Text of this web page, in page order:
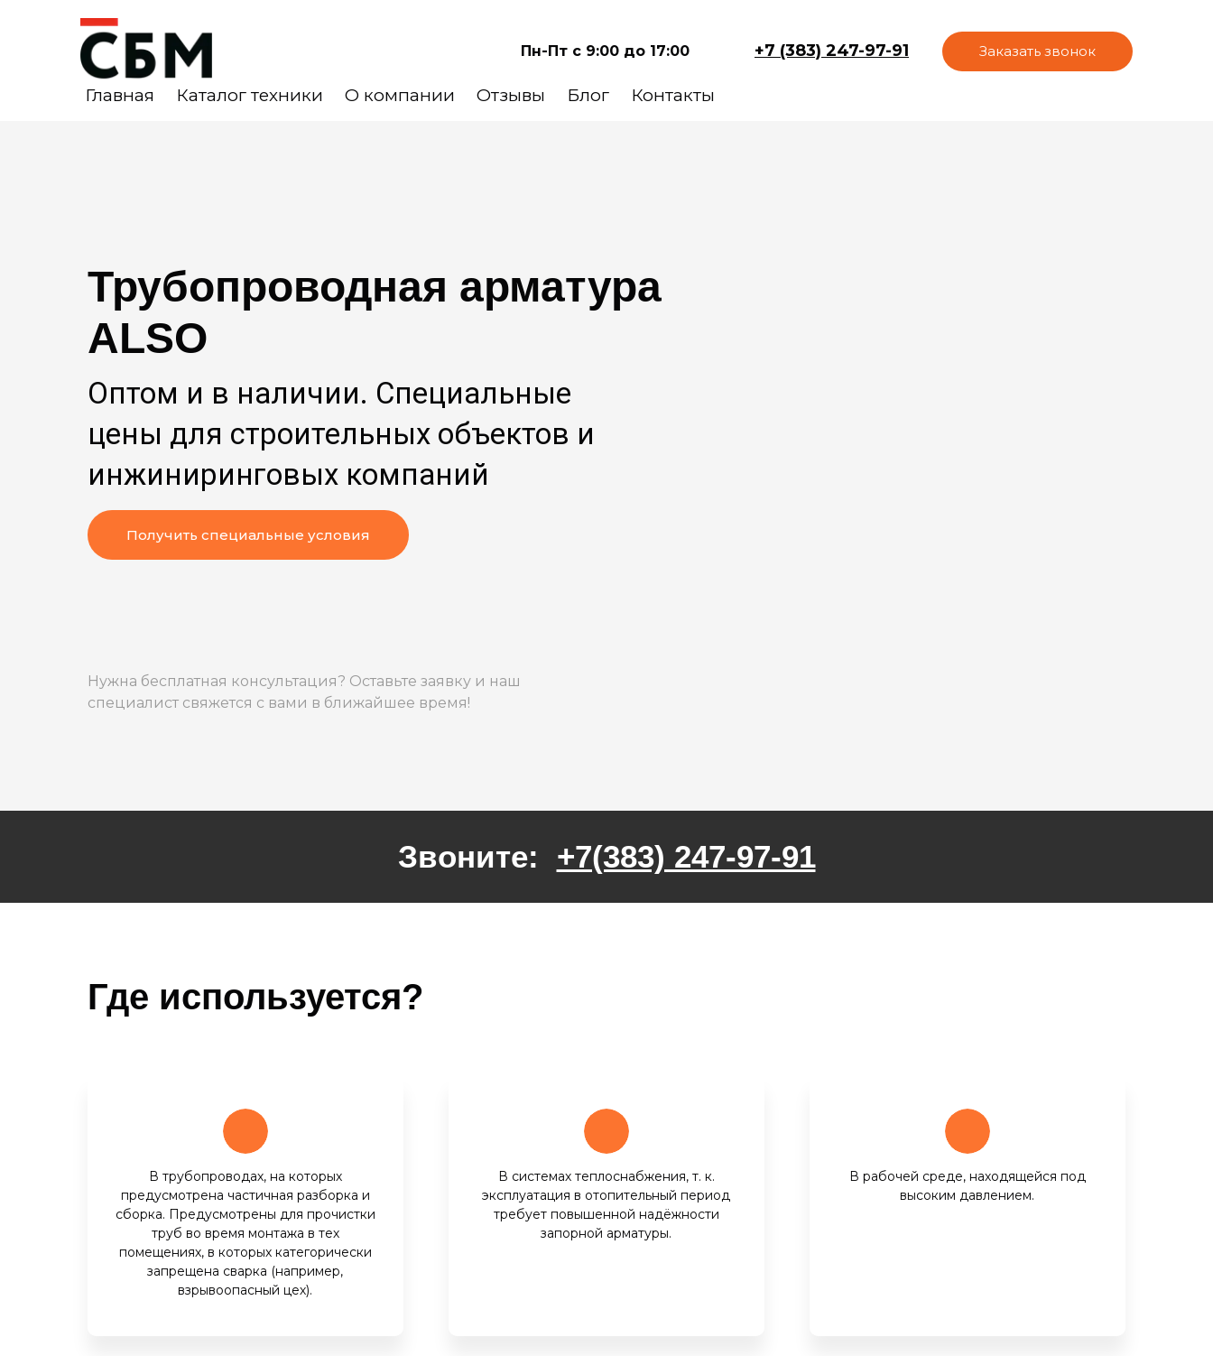
Пн-Пт с 9:00 до 17:00 +7 (383) 247-97-91 Заказать звонок
Главная Каталог техники О компании Отзывы Блог Контакты
Трубопроводная арматура
ALSO
Оптом и в наличии. Специальные
цены для строительных объектов и
инжиниринговых компаний
Нужна бесплатная консультация? Оставьте заявку и наш
специалист свяжется с вами в ближайшее время!
Получить специальные условия
Звоните: +7(383) 247-97-91
Где используется?
В трубопроводах, на которых
предусмотрена частичная разборка и
сборка. Предусмотрены для прочистки
труб во время монтажа в тех
помещениях, в которых категорически
запрещена сварка (например,
взрывоопасный цех).
В системах теплоснабжения, т. к.
эксплуатация в отопительный период
требует повышенной надёжности
запорной арматуры.
В рабочей среде, находящейся под
высоким давлением.